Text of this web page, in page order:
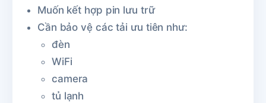
Muốn kết hợp pin lưu trữ
Cần bảo vệ các tải ưu tiên như:
đèn
WiFi
camera
tủ lạnh